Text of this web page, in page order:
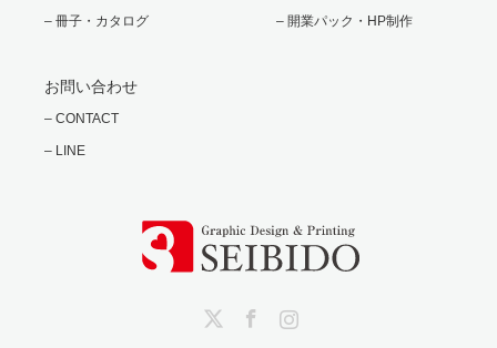
– 冊子・カタログ – 開業パック・HP制作
お問い合わせ
– CONTACT
– LINE
Instagram